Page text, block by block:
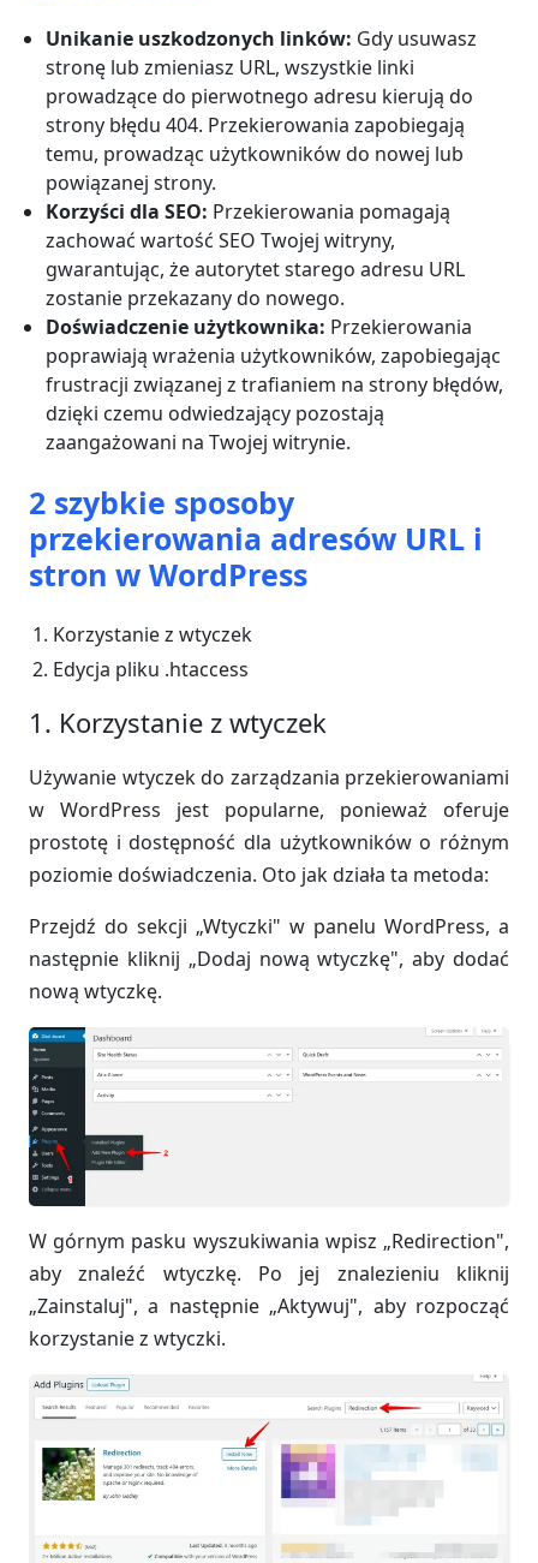
Unikanie uszkodzonych linków: Gdy usuwasz
stronę lub zmieniasz URL, wszystkie linki
prowadzące do pierwotnego adresu kierują do
strony błędu 404. Przekierowania zapobiegają
temu, prowadząc użytkowników do nowej lub
powiązanej strony.
Korzyści dla SEO: Przekierowania pomagają
zachować wartość SEO Twojej witryny,
gwarantując, że autorytet starego adresu URL
zostanie przekazany do nowego.
Doświadczenie użytkownika: Przekierowania
poprawiają wrażenia użytkowników, zapobiegając
frustracji związanej z trafianiem na strony błędów,
dzięki czemu odwiedzający pozostają
zaangażowani na Twojej witrynie.
2 szybkie sposoby
przekierowania adresów URL i
stron w WordPress
Korzystanie z wtyczek
Edycja pliku .htaccess
1. Korzystanie z wtyczek
Używanie wtyczek do zarządzania przekierowaniami
w WordPress jest popularne, ponieważ oferuje
prostotę i dostępność dla użytkowników o różnym
poziomie doświadczenia. Oto jak działa ta metoda:
Przejdź do sekcji „Wtyczki" w panelu WordPress, a
następnie kliknij „Dodaj nową wtyczkę", aby dodać
nową wtyczkę.
W górnym pasku wyszukiwania wpisz „Redirection",
aby znaleźć wtyczkę. Po jej znalezieniu kliknij
„Zainstaluj", a następnie „Aktywuj", aby rozpocząć
korzystanie z wtyczki.